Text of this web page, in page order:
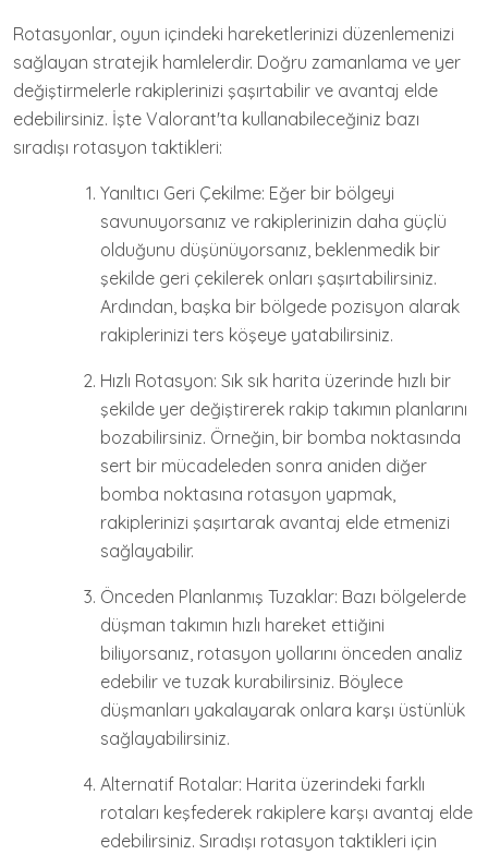
Rotasyonlar, oyun içindeki hareketlerinizi düzenlemenizi
sağlayan stratejik hamlelerdir. Doğru zamanlama ve yer
değiştirmelerle rakiplerinizi şaşırtabilir ve avantaj elde
edebilirsiniz. İşte Valorant'ta kullanabileceğiniz bazı
sıradışı rotasyon taktikleri:
Yanıltıcı Geri Çekilme: Eğer bir bölgeyi
savunuyorsanız ve rakiplerinizin daha güçlü
olduğunu düşünüyorsanız, beklenmedik bir
şekilde geri çekilerek onları şaşırtabilirsiniz.
Ardından, başka bir bölgede pozisyon alarak
rakiplerinizi ters köşeye yatabilirsiniz.
Hızlı Rotasyon: Sık sık harita üzerinde hızlı bir
şekilde yer değiştirerek rakip takımın planlarını
bozabilirsiniz. Örneğin, bir bomba noktasında
sert bir mücadeleden sonra aniden diğer
bomba noktasına rotasyon yapmak,
rakiplerinizi şaşırtarak avantaj elde etmenizi
sağlayabilir.
Önceden Planlanmış Tuzaklar: Bazı bölgelerde
düşman takımın hızlı hareket ettiğini
biliyorsanız, rotasyon yollarını önceden analiz
edebilir ve tuzak kurabilirsiniz. Böylece
düşmanları yakalayarak onlara karşı üstünlük
sağlayabilirsiniz.
Alternatif Rotalar: Harita üzerindeki farklı
rotaları keşfederek rakiplere karşı avantaj elde
edebilirsiniz. Sıradışı rotasyon taktikleri için